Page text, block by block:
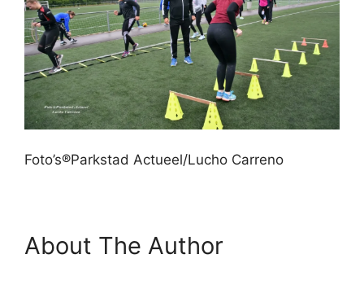
Foto’s®Parkstad Actueel/Lucho Carreno
About The Author